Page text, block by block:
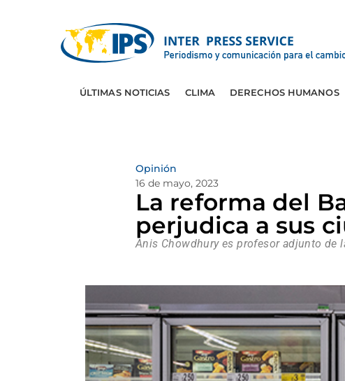
ÚLTIMAS NOTICIAS CLIMA DERECHOS HUMANOS
Opinión
16 de mayo, 2023
La reforma del
perjudica a sus
Anis Chowdhury es profesor adjunto de